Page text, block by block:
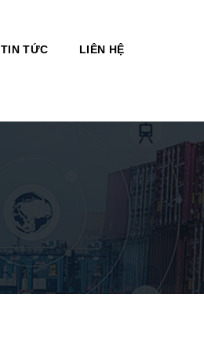
TIN TỨC LIÊN HỆ